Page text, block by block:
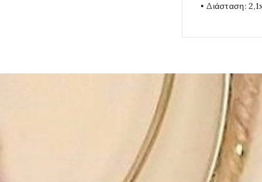
• Διάσταση: